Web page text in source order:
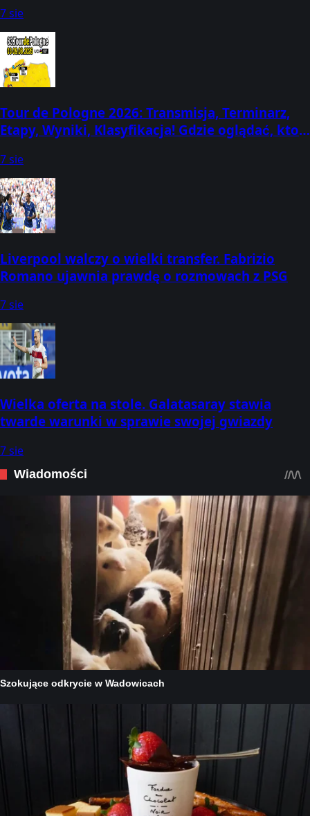
7 sie
Tour de Pologne 2026: Transmisja, Terminarz,
Etapy, Wyniki, Klasyfikacja! Gdzie oglądać, kto
7 sie
Liverpool walczy o wielki transfer. Fabrizio
Romano ujawnia prawdę o rozmowach z PSG
7 sie
Wielka oferta na stole. Galatasaray stawia
twarde warunki w sprawie swojej gwiazdy
7 sie